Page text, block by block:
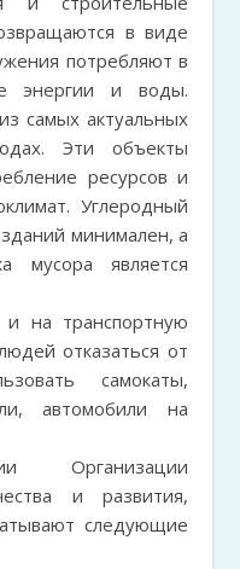
в виде
потребляют в
энергии и воды.
самых актуальных
Эти объекты
ресурсов и
Углеродный
минимален, а
мусора является
на транспортную
отказаться от
самокаты,
автомобили на
Организации
и развития,
следующие